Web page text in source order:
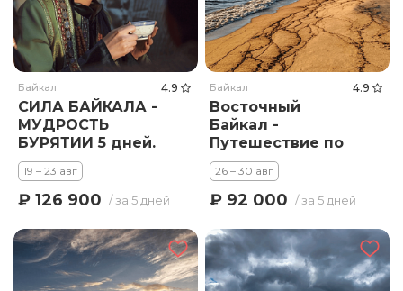
Байкал 4.9
СИЛА БАЙКАЛА -
МУДРОСТЬ
БУРЯТИИ 5 дней.
19 – 23 авг
₽ 126 900 / за 5 дней
Байкал 4.9
Восточный
Байкал -
Путешествие по
скрытым уголкам
озера
26 – 30 авг
₽ 92 000 / за 5 дней